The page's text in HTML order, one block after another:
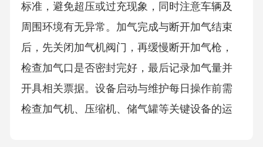
标准，避免超压或过充现象，同时注意车辆及
周围环境有无异常。加气完成与断开加气结束
后，先关闭加气机阀门，再缓慢断开加气枪，
检查加气口是否密封完好，最后记录加气量并
开具相关票据。设备启动与维护每日操作前需
检查加气机、压缩机、储气罐等关键设备的运